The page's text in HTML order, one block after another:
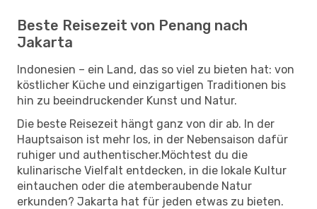
Beste Reisezeit von Penang nach
Jakarta
Indonesien – ein Land, das so viel zu bieten hat: von
köstlicher Küche und einzigartigen Traditionen bis
hin zu beeindruckender Kunst und Natur.
Die beste Reisezeit hängt ganz von dir ab. In der
Hauptsaison ist mehr los, in der Nebensaison dafür
ruhiger und authentischer.Möchtest du die
kulinarische Vielfalt entdecken, in die lokale Kultur
eintauchen oder die atemberaubende Natur
erkunden? Jakarta hat für jeden etwas zu bieten.